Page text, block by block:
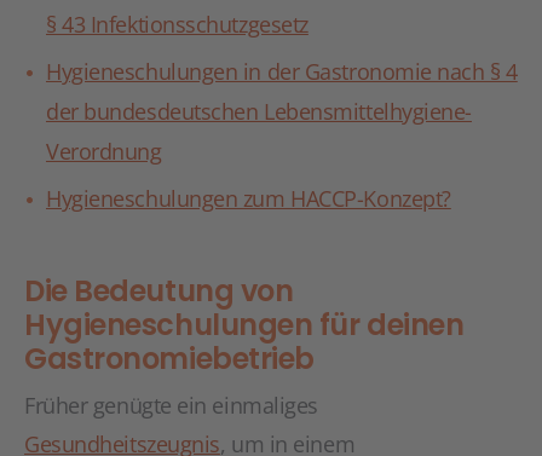
§ 43 Infektionsschutzgesetz
Hygieneschulungen in der Gastronomie nach § 4
der bundesdeutschen Lebensmittelhygiene-
Verordnung
Hygieneschulungen zum HACCP-Konzept?
Die Bedeutung von
Hygieneschulungen für deinen
Gastronomiebetrieb
Früher genügte ein einmaliges
Gesundheitszeugnis, um in einem